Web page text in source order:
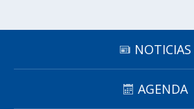
NOTICIAS
AGENDA